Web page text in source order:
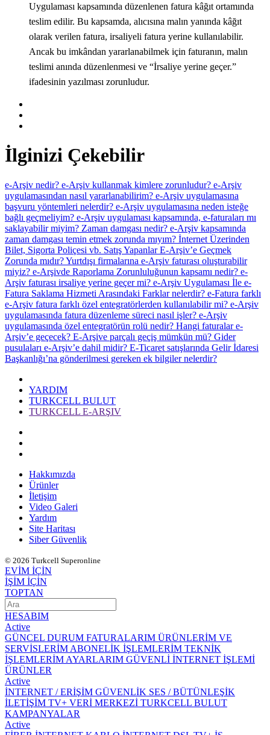
Uygulaması kapsamında düzenlenen fatura kâğıt ortamında
teslim edilir. Bu kapsamda, alıcısına malın yanında kâğıt
olarak verilen fatura, irsaliyeli fatura yerine kullanılabilir.
Ancak bu imkândan yararlanabilmek için faturanın, malın
teslimi anında düzenlenmesi ve “İrsaliye yerine geçer.”
ifadesinin yazılması zorunludur.
İlginizi Çekebilir
e-Arşiv nedir? e-Arşiv kullanmak kimlere zorunludur? e-Arşiv
uygulamasından nasıl yararlanabilirim? e-Arşiv uygulamasına
başvuru yöntemleri nelerdir? e-Arşiv uygulamasına neden isteğe
bağlı geçmeliyim? e-Arşiv uygulaması kapsamında, e-faturaları mı
saklayabilir miyim? Zaman damgası nedir? e-Arşiv kapsamında
zaman damgası temin etmek zorunda mıyım? İnternet Üzerinden
Bilet, Sigorta Poliçesi vb. Satış Yapanlar E-Arşiv’e Geçmek
Zorunda mıdır?Yurtdışı firmalarına e-Arşiv faturası oluşturabilir
miyiz? e-Arşivde Raporlama Zorunluluğunun kapsamı nedir? e-
Arşiv faturası irsaliye yerine geçer mi? e-Arşiv Uygulaması İle e-
Fatura Saklama Hizmeti Arasındaki Farklar nelerdir? e-Fatura farklı
e-Arşiv fatura farklı özel entegratörlerden kullanılabilir mi? e-Arşiv
uygulamasında fatura düzenleme süreci nasıl işler? e-Arşiv
uygulamasında özel entegratörün rolü nedir? Hangi faturalar e-
Arşiv’e geçecek? E-Arşive parçalı geçiş mümkün mü? Gider
pusulaları e-Arşiv’e dahil midir? E-Ticaret satışlarında Gelir İdaresi
Başkanlığı’na gönderilmesi gereken ek bilgiler nelerdir?
YARDIM
TURKCELL BULUT
TURKCELL E-ARŞIV
Hakkımızda
Ürünler
İletişim
Video Galeri
Yardım
Site Haritası
Siber Güvenlik
© 2026 Turkcell Superonline
EVİM İÇİN
İŞİM İÇİN
TOPTAN
HESABIM
Active
GÜNCEL DURUM FATURALARIM ÜRÜNLERİM VE
SERVİSLERİM ABONELİK İŞLEMLERİM TEKNİK
İŞLEMLERİM AYARLARIM GÜVENLİ İNTERNET İŞLEMİ
ÜRÜNLER
Active
İNTERNET / ERİŞİM GÜVENLİK SES / BÜTÜNLEŞİK
İLETİŞİM TV+ VERİ MERKEZİ TURKCELL BULUT
KAMPANYALAR
Active